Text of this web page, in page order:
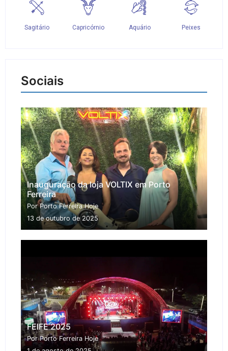
Sociais
Inauguração da loja VOLTIX em Porto
Ferreira
Por Porto Ferreira Hoje
13 de outubro de 2025
FEIFE 2025
Por Porto Ferreira Hoje